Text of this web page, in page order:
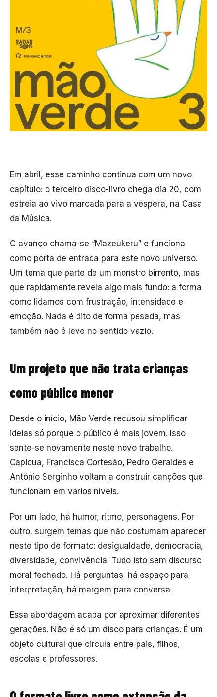
Em abril, esse caminho continua com um novo
capítulo: o terceiro disco-livro chega dia 20, com
estreia ao vivo marcada para a véspera, na Casa
da Música.
O avanço chama-se “Mazeukeru” e funciona
como porta de entrada para este novo universo.
Um tema que parte de um monstro birrento, mas
que rapidamente revela algo mais fundo: a forma
como lidamos com frustração, intensidade e
emoção. Nada é dito de forma pesada, mas
também não é leve no sentido vazio.
Um projeto que não trata crianças
como público menor
Desde o início, Mão Verde recusou simplificar
ideias só porque o público é mais jovem. Isso
sente-se novamente neste novo trabalho.
Capicua, Francisca Cortesão, Pedro Geraldes e
António Serginho voltam a construir canções que
funcionam em vários níveis.
Por um lado, há humor, ritmo, personagens. Por
outro, surgem temas que não costumam aparecer
neste tipo de formato: desigualdade, democracia,
diversidade, convivência. Tudo isto sem discurso
moral fechado. Há perguntas, há espaço para
interpretação, há margem para conversa.
Essa abordagem acaba por aproximar diferentes
gerações. Não é só um disco para crianças. É um
objeto cultural que circula entre pais, filhos,
escolas e professores.